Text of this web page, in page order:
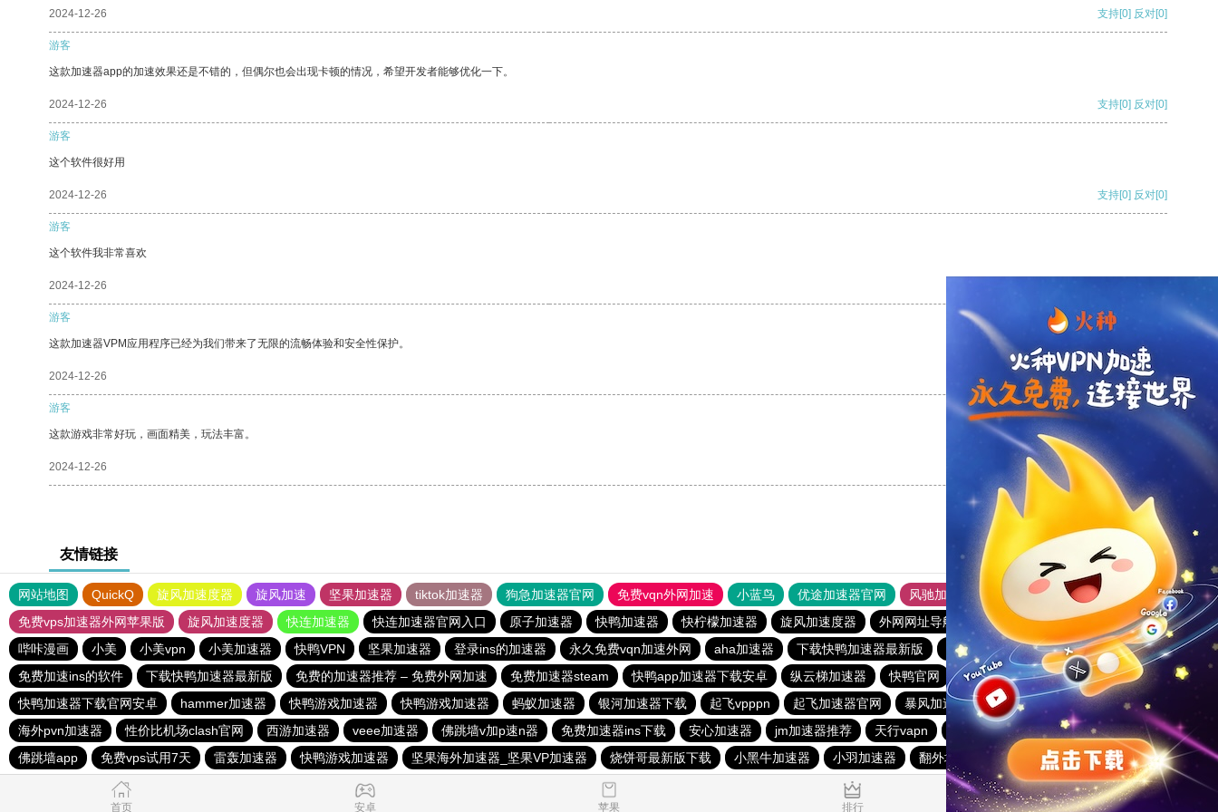
2024-12-26 支持[0] 反对[0]
游客
这款加速器app的加速效果还是不错的，但偶尔也会出现卡顿的情况，希望开发者能够优化一下。
2024-12-26 支持[0] 反对[0]
游客
这个软件很好用
2024-12-26 支持[0] 反对[0]
游客
这个软件我非常喜欢
2024-12-26
游客
这款加速器VPM应用程序已经为我们带来了无限的流畅体验和安全性保护。
2024-12-26 支持 [0] 反对 [0]
游客
这款游戏非常好玩，画面精美，玩法丰富。
2024-12-26 支持
友情链接
网站地图 QuickQ 旋风加速度器 旋风加速 坚果加速器 tiktok加速器 狗急加速器官网 免费vqn外网加速 小蓝鸟 优途加速器官网 风驰加速器
旋风加速器
免费vps加速器外网苹果版
旋风加速度器 快连加速器 快连加速器官网入口 原子加速器 快鸭加速器 快柠檬加速器 旋风加速度器 外网网址导航 软件中心 雷霆加速
狂飙加速器
哔咔漫画
小美 小美vpn 小美加速器 快鸭VPN 坚果加速器 登录ins的加速器 永久免费vqn加速外网 aha加速器 下载快鸭加速器最新版 外网加速npv下载
快鸭加速器
免费加速ins的软件
下载快鸭加速器最新版 免费的加速器推荐 – 免费外网加速 免费加速器steam 快鸭app加速器下载安卓 纵云梯加速器 快鸭官网 酷通vp加速器
1元机场
快鸭加速器下载官网安卓
hammer加速器 快鸭游戏加速器 快鸭游戏加速器 蚂蚁加速器 银河加速器下载 起飞vpppn 起飞加速器官网 暴风加速器
原子加速最新下载
海外pvn加速器
性价比机场clash官网 西游加速器 veee加速器 佛跳墙v加p速n器 免费加速器ins下载 安心加速器 jm加速器推荐 天行vapn 下载原子加速器
旋风加速度器
佛跳墙app
免费vps试用7天 雷轰加速器 快鸭游戏加速器 坚果海外加速器_坚果VP加速器 烧饼哥最新版下载 小黑牛加速器 小羽加速器 翻外墙软件免费 快鸭 风驰加速器官网下载
首页 安卓 苹果 排行 推荐